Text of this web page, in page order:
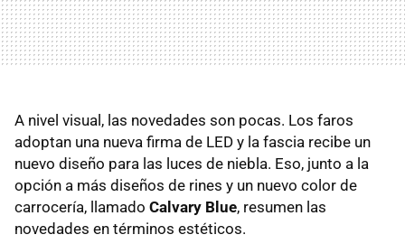
A nivel visual, las novedades son pocas. Los faros
adoptan una nueva firma de LED y la fascia recibe un
nuevo diseño para las luces de niebla. Eso, junto a la
opción a más diseños de rines y un nuevo color de
carrocería, llamado Calvary Blue, resumen las
novedades en términos estéticos.